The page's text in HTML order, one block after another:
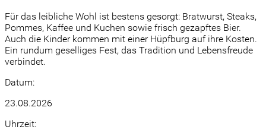
Für das leibliche Wohl ist bestens gesorgt: Bratwurst, Steaks,
Pommes, Kaffee und Kuchen sowie frisch gezapftes Bier.
Auch die Kinder kommen mit einer Hüpfburg auf ihre Kosten.
Ein rundum geselliges Fest, das Tradition und Lebensfreude
verbindet.
Datum:
23.08.2026
Uhrzeit: